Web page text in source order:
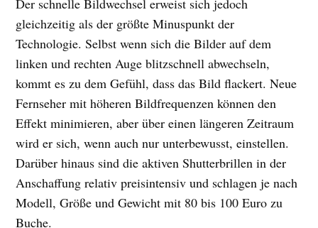
Der schnelle Bildwechsel erweist sich jedoch
gleichzeitig als der größte Minuspunkt der
Technologie. Selbst wenn sich die Bilder auf dem
linken und rechten Auge blitzschnell abwechseln,
kommt es zu dem Gefühl, dass das Bild flackert. Neue
Fernseher mit höheren Bildfrequenzen können den
Effekt minimieren, aber über einen längeren Zeitraum
wird er sich, wenn auch nur unterbewusst, einstellen.
Darüber hinaus sind die aktiven Shutterbrillen in der
Anschaffung relativ preisintensiv und schlagen je nach
Modell, Größe und Gewicht mit 80 bis 100 Euro zu
Buche.